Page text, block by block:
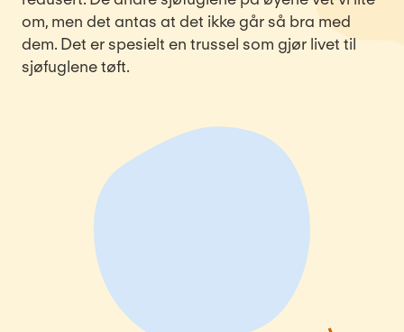
om, men det antas at det ikke går så bra med
dem. Det er spesielt en trussel som gjør livet til
sjøfuglene tøft.